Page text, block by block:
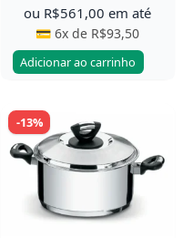
ou R$561,00 em até
💳 6x de R$93,50
Adicionar ao carrinho
-13%